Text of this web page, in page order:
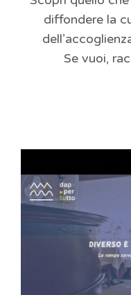
diffondere la
Se vuoi,